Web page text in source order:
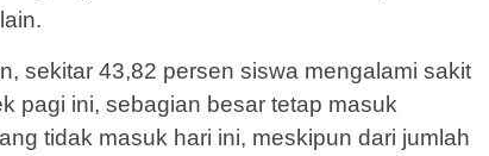
sekitar 43,82 persen siswa mengalami sakit
pagi ini, sebagian besar tetap masuk
tidak masuk hari ini, meskipun dari jumlah